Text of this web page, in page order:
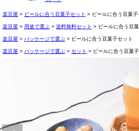
楽豆屋 ビールに合う豆菓子セット ビールに合う豆菓子
楽豆屋 用途で選ぶ 送料無料セット ビールに合う豆
楽豆屋 パッケージで選ぶ ビールに合う豆菓子セット
楽豆屋 パッケージで選ぶ セット ビールに合う豆菓